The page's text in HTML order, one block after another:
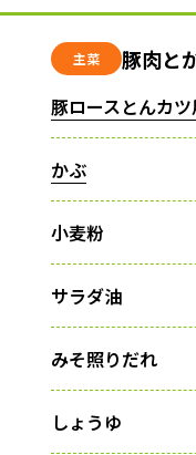
主菜 豚肉と
豚ロースとんカツ
かぶ
小麦粉
サラダ油
みそ照りだれ
しょうゆ